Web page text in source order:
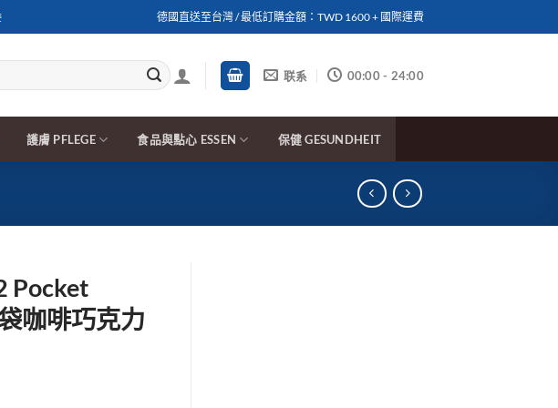
德國直送至台灣 / 最低訂購金額：TWD 1600 + 國際運費
联系 00:00 - 24:00
護膚 PFLEGE 食品與點心 ESSEN 保健 GESUNDHEIT
Pocket
咖啡巧克力